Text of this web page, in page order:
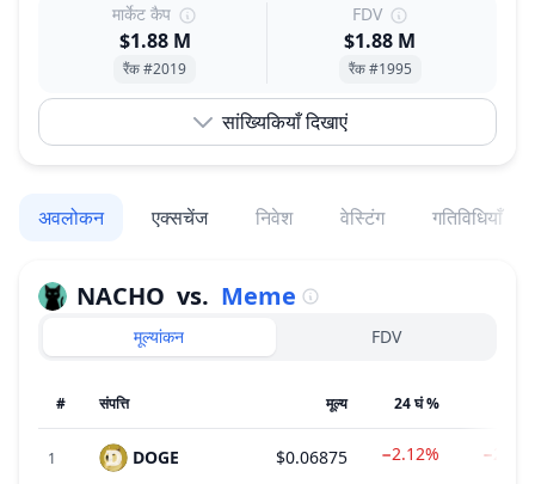
मार्केट कैप
$1.88 M
रैंक #2019
FDV
$1.88 M
रैंक #1995
सांख्यिकियाँ दिखाएं
अवलोकन एक्सचेंज निवेश वेस्टिंग गतिविधियाँ
NACHO vs. Meme
मूल्यांकन FDV
# संपत्ति मूल्य 24 घं %
1 DOGE $0.06875 −2.12%